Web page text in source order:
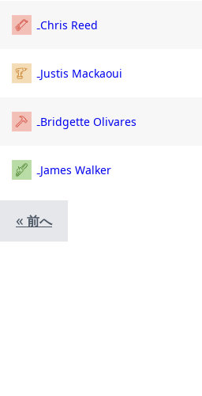
Chris Reed
Justis Mackaoui
Bridgette Olivares
James Walker
« 前へ